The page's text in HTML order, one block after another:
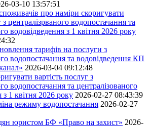
03-10 13:57:51
про наміри скоригувати
з централізрваного водопостачання та
водовідведення з 1 квітня 2026 року
тарифів на послуги з
водопостачання та водовідведення КП
2026-03-04 09:12:48
вартість послуг з
водопостачання та централізованого
з 1 квітня 2026 року 2026-02-27 08:43:39
режиму водопостачання 2026-02-27
юристом БФ «Право на захист» 2026-